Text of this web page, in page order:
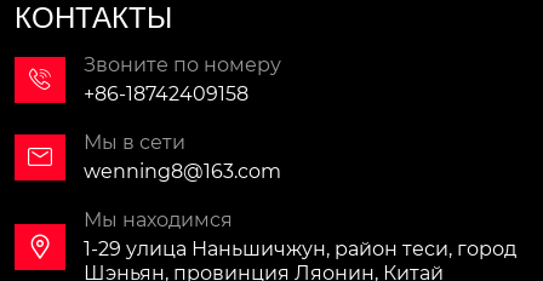
КОНТАКТЫ

Звоните по номеру
+86-18742409158

Мы в сети
wenning8@163.com

Мы находимся
1-29 улица Наньшичжун, район теси, город
Шэньян, провинция Ляонин, Китай